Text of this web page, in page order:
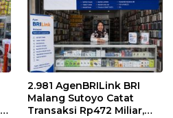
2.981 AgenBRILink BRI
Malang Sutoyo Catat
Transaksi Rp472 Miliar,